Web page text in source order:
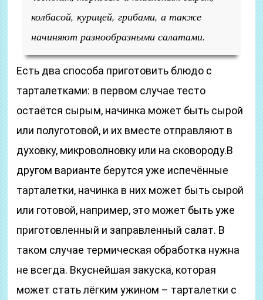
колбасой, курицей, грибами, а также
начиняют разнообразными салатами.
Есть два способа приготовить блюдо с
тарталетками: в первом случае тесто
остаётся сырым, начинка может быть сырой
или полуготовой, и их вместе отправляют в
духовку, микроволновку или на сковороду.В
другом варианте берутся уже испечённые
тарталетки, начинка в них может быть сырой
или готовой, например, это может быть уже
приготовленный и заправленный салат. В
таком случае термическая обработка нужна
не всегда. Вкуснейшая закуска, которая
может стать лёгким ужином – тарталетки с